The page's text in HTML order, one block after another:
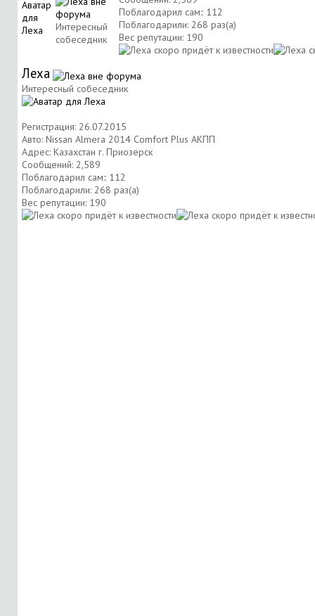
Интересный
собеседник
Поблагодарил сам:: 112
Поблагодарили: 268 раз(а)
Вес репутации: 190
Леха
Интересный собеседник
Регистрация: 26.07.2015
Авто: Nissan Almera 2014 Comfort Plus АКПП
Адрес: Казахстан г. Приозерск
Сообщений: 2,589
Поблагодарил сам:: 112
Поблагодарили: 268 раз(а)
Вес репутации: 190